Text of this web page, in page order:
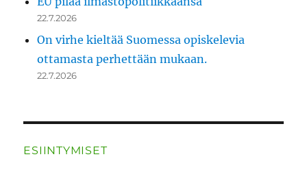
22.7.2026
On virhe kieltää Suomessa opiskelevia
ottamasta perhettään mukaan.
22.7.2026
ESIINTYMISET